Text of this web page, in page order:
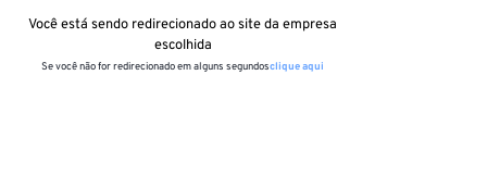
Você está sendo redirecionado ao site da empresa
escolhida
Se você não for redirecionado em alguns segundosclique aqui